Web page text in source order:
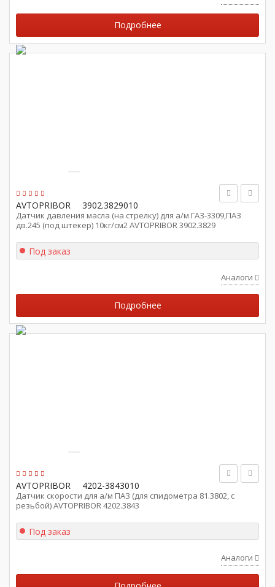
Подробнее
AVTOPRIBOR 3902.3829010
Датчик давления масла (на стрелку) для а/м ГАЗ-3309,ПАЗ
дв.245 (под штекер) 10кг/см2 AVTOPRIBOR 3902.3829
Под заказ
Аналоги
Подробнее
AVTOPRIBOR 4202-3843010
Датчик скорости для а/м ПАЗ (для спидометра 81.3802, с
резьбой) AVTOPRIBOR 4202.3843
Под заказ
Аналоги